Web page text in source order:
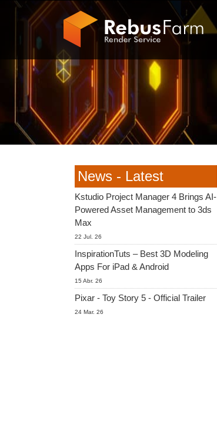
News - Latest
Kstudio Project Manager 4 Brings AI-
Powered Asset Management to 3ds
Max
22 Jul. 26
InspirationTuts – Best 3D Modeling
Apps For iPad & Android
15 Abr. 26
Pixar - Toy Story 5 - Official Trailer
24 Mar. 26